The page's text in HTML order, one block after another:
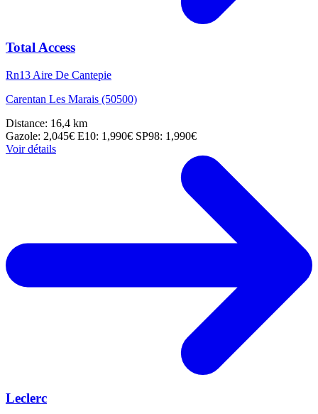
Total Access
Rn13 Aire De Cantepie
Carentan Les Marais (50500)
Distance: 16,4 km
Gazole: 2,045€ E10: 1,990€ SP98: 1,990€
Voir détails
Leclerc